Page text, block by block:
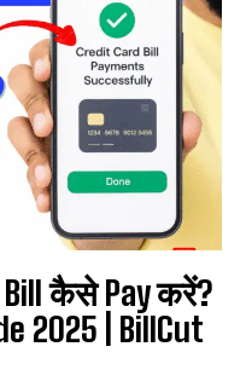
Bill कैसे Pay करें?
2025 | BillCut